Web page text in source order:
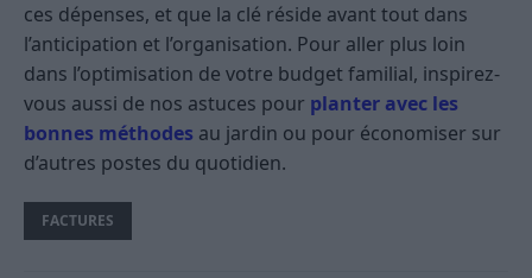
ces dépenses, et que la clé réside avant tout dans
l’anticipation et l’organisation. Pour aller plus loin
dans l’optimisation de votre budget familial, inspirez-
vous aussi de nos astuces pour planter avec les
bonnes méthodes au jardin ou pour économiser sur
d’autres postes du quotidien.
FACTURES